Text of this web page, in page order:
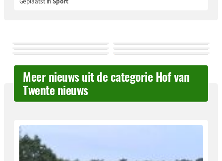
Meer nieuws uit de categorie Hof van
Twente nieuws